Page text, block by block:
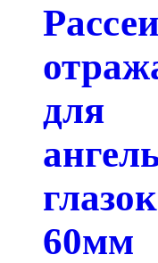
для
глазок
60мм